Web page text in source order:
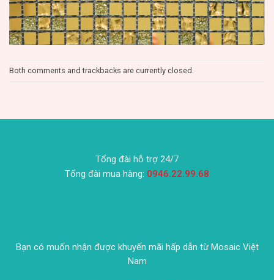
Both comments and trackbacks are currently closed.
Tổng đài hỗ trợ 24/7
Tổng đài mua hàng: 0946.22.99.68
Bạn có muốn nhận được khuyến mãi hấp dẫn từ Mosaic Việt
Nam